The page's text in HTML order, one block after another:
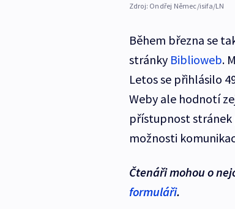
Zdroj: Ondřej Němec/isifa/LN
Během března se
stránky Biblioweb.
Letos se přihlásilo
Weby ale hodnotí
přístupnost stránek
možnosti
Čtenáři mohou o
formuláři.